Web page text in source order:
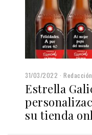
31/03/2022 Redacción
Estrella
su tienda